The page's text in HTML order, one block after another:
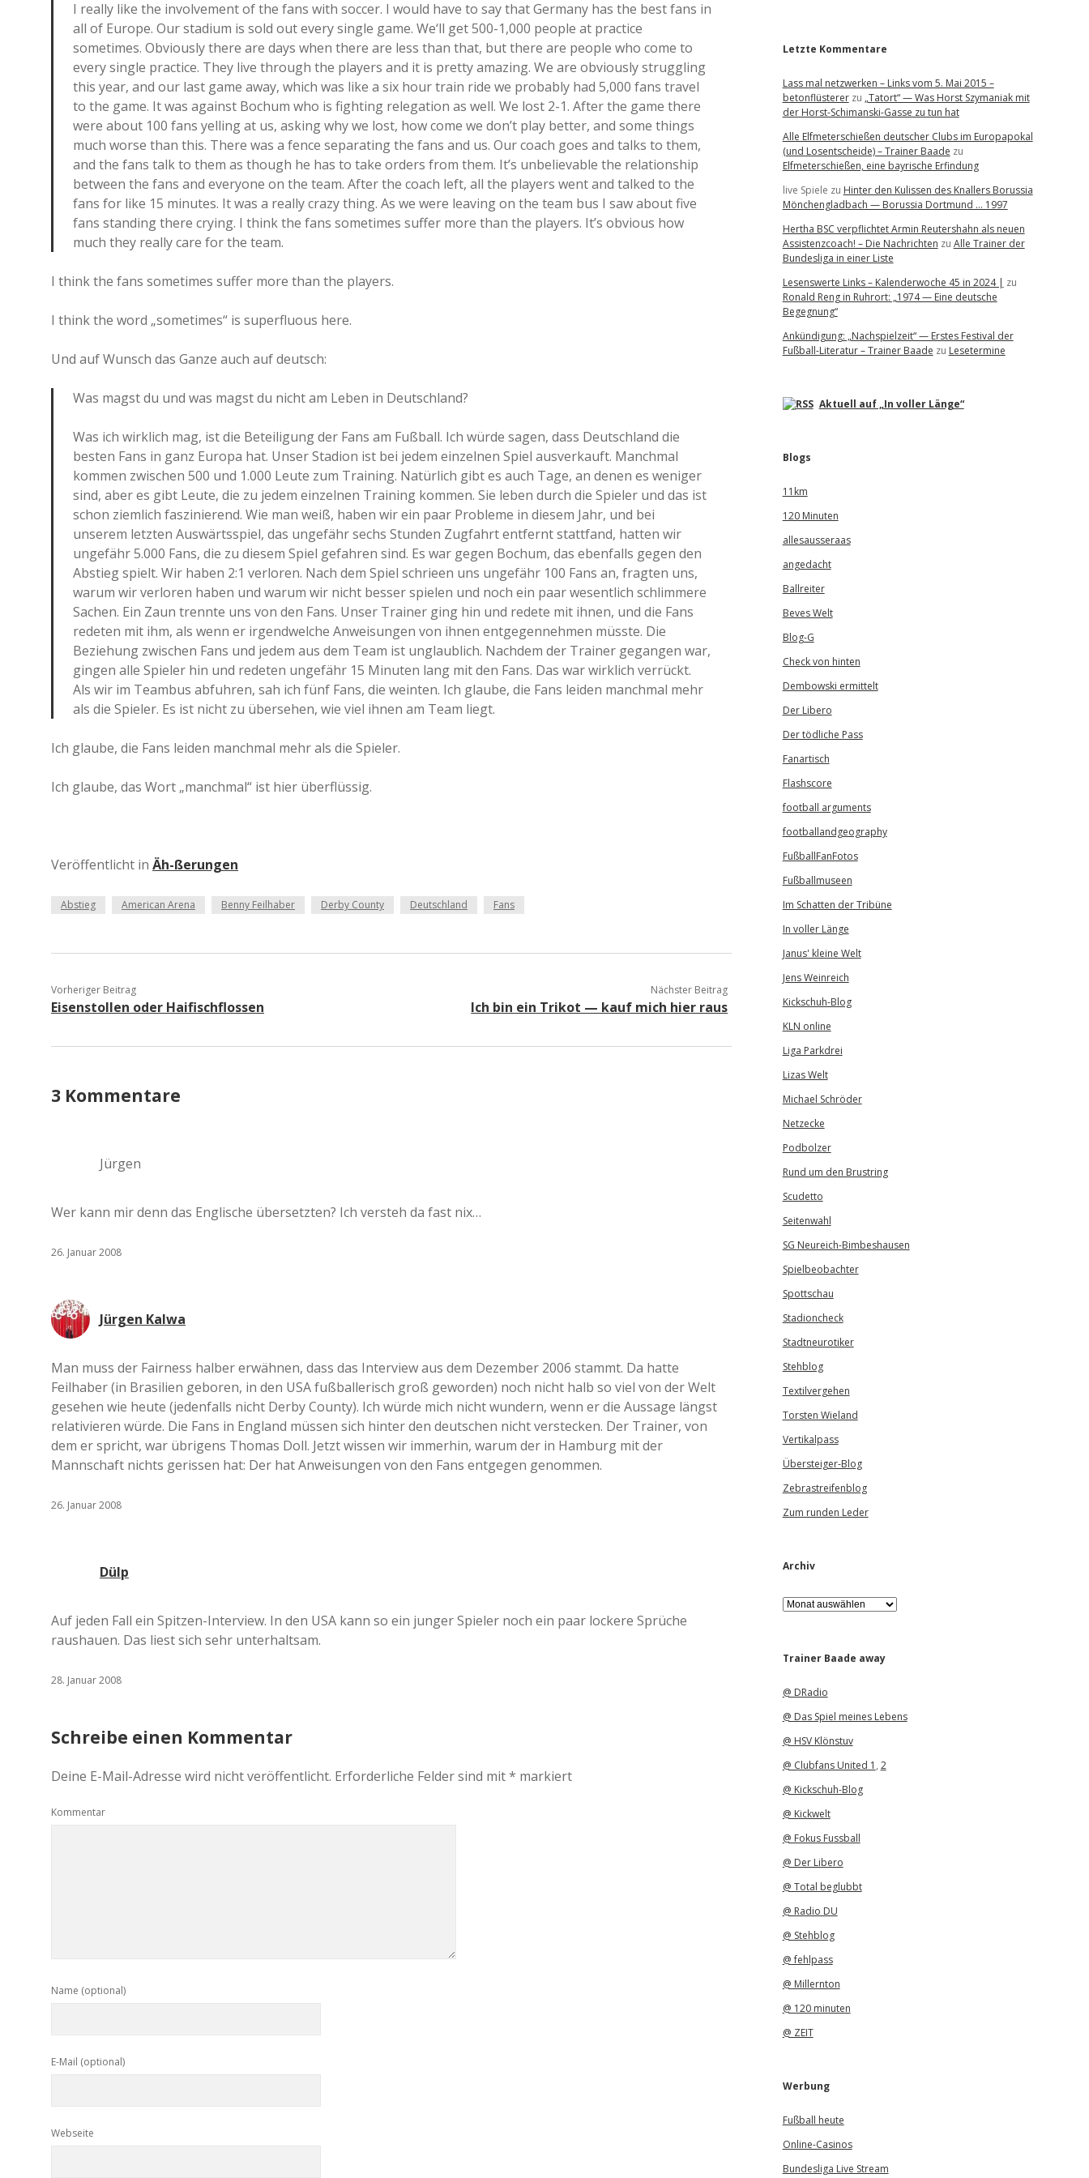
a
a
d
e
I really like the involvement of the fans with soccer. I would have to say that Germany has the best fans in
all of Europe. Our stadium is sold out every single game. We‘ll get 500-1,000 people at practice
sometimes. Obviously there are days when there are less than that, but there are people who come to
every single practice. They live through the players and it is pretty amazing. We are obviously struggling
this year, and our last game away, which was like a six hour train ride we probably had 5,000 fans travel
to the game. It was against Bochum who is fighting relegation as well. We lost 2-1. After the game there
were about 100 fans yelling at us, asking why we lost, how come we don’t play better, and some things
much worse than this. There was a fence separating the fans and us. Our coach goes and talks to them,
and the fans talk to them as though he has to take orders from them. It’s unbelievable the relationship
between the fans and everyone on the team. After the coach left, all the players went and talked to the
fans for like 15 minutes. It was a really crazy thing. As we were leaving on the team bus I saw about five
fans standing there crying. I think the fans sometimes suffer more than the players. It’s obvious how
much they really care for the team.
I think the fans sometimes suffer more than the players.
I think the word „sometimes“ is superfluous here.
Und auf Wunsch das Ganze auch auf deutsch:
Was magst du und was magst du nicht am Leben in Deutschland?
Was ich wirklich mag, ist die Beteiligung der Fans am Fußball. Ich würde sagen, dass Deutschland die
besten Fans in ganz Europa hat. Unser Stadion ist bei jedem einzelnen Spiel ausverkauft. Manchmal
kommen zwischen 500 und 1.000 Leute zum Training. Natürlich gibt es auch Tage, an denen es weniger
sind, aber es gibt Leute, die zu jedem einzelnen Training kommen. Sie leben durch die Spieler und das ist
schon ziemlich faszinierend. Wie man weiß, haben wir ein paar Probleme in diesem Jahr, und bei
unserem letzten Auswärtsspiel, das ungefähr sechs Stunden Zugfahrt entfernt stattfand, hatten wir
ungefähr 5.000 Fans, die zu diesem Spiel gefahren sind. Es war gegen Bochum, das ebenfalls gegen den
Abstieg spielt. Wir haben 2:1 verloren. Nach dem Spiel schrieen uns ungefähr 100 Fans an, fragten uns,
warum wir verloren haben und warum wir nicht besser spielen und noch ein paar wesentlich schlimmere
Sachen. Ein Zaun trennte uns von den Fans. Unser Trainer ging hin und redete mit ihnen, und die Fans
redeten mit ihm, als wenn er irgendwelche Anweisungen von ihnen entgegennehmen müsste. Die
Beziehung zwischen Fans und jedem aus dem Team ist unglaublich. Nachdem der Trainer gegangen war,
gingen alle Spieler hin und redeten ungefähr 15 Minuten lang mit den Fans. Das war wirklich verrückt.
Als wir im Teambus abfuhren, sah ich fünf Fans, die weinten. Ich glaube, die Fans leiden manchmal mehr
als die Spieler. Es ist nicht zu übersehen, wie viel ihnen am Team liegt.
Ich glaube, die Fans leiden manchmal mehr als die Spieler.
Ich glaube, das Wort „manchmal“ ist hier überflüssig.
Veröffentlicht in Äh-ßerungen
Abstieg American Arena Benny Feilhaber Derby County Deutschland Fans
Vorheriger Beitrag
Eisenstollen oder Haifischflossen
Nächster Beitrag
Ich bin ein Trikot — kauf mich hier raus
3 Kommentare
Jürgen
Wer kann mir denn das Englische übersetzten? Ich versteh da fast nix…
26. Januar 2008
Jürgen Kalwa
Man muss der Fairness halber erwähnen, dass das Interview aus dem Dezember 2006 stammt. Da hatte
Feilhaber (in Brasilien geboren, in den USA fußballerisch groß geworden) noch nicht halb so viel von der Welt
gesehen wie heute (jedenfalls nicht Derby County). Ich würde mich nicht wundern, wenn er die Aussage längst
relativieren würde. Die Fans in England müssen sich hinter den deutschen nicht verstecken. Der Trainer, von
dem er spricht, war übrigens Thomas Doll. Jetzt wissen wir immerhin, warum der in Hamburg mit der
Mannschaft nichts gerissen hat: Der hat Anweisungen von den Fans entgegen genommen.
26. Januar 2008
Dülp
Auf jeden Fall ein Spitzen-Interview. In den USA kann so ein junger Spieler noch ein paar lockere Sprüche
raushauen. Das liest sich sehr unterhaltsam.
28. Januar 2008
Schreibe einen Kommentar
Deine E-Mail-Adresse wird nicht veröffentlicht. Erforderliche Felder sind mit* markiert
Kommentar
Name (optional)
E-Mail (optional)
Webseite
Letzte Kommentare
Lass mal netzwerken – Links vom 5. Mai 2015 –
betonflüstererzu „Tatort“ — Was Horst Szymaniak mit
der Horst-Schimanski-Gasse zu tun hat
Alle Elfmeterschießen deutscher Clubs im Europapokal
(und Losentscheide) – Trainer Baade zu
Elfmeterschießen, eine bayrische Erfindung
live Spiele zu Hinter den Kulissen des Knallers Borussia
Mönchengladbach — Borussia Dortmund … 1997
Hertha BSC verpflichtet Armin Reutershahn als neuen
Assistenzcoach! – Die Nachrichten zu Alle Trainer der
Bundesliga in einer Liste
Lesenswerte Links – Kalenderwoche 45 in 2024 | zu
Ronald Reng in Ruhrort: „1974 — Eine deutsche
Begegnung“
Ankündigung: „Nachspielzeit“ — Erstes Festival der
Fußball-Literatur – Trainer Baade zu Lesetermine
Aktuell auf „In voller Länge“
Blogs
11km
120 Minuten
allesausseraas
angedacht
Ballreiter
Beves Welt
Blog-G
Check von hinten
Dembowski ermittelt
Der Libero
Der tödliche Pass
Fanartisch
Flashscore
football arguments
footballandgeography
FußballFanFotos
Fußballmuseen
Im Schatten der Tribüne
In voller Länge
Janus' kleine Welt
Jens Weinreich
Kickschuh-Blog
KLN online
Liga Parkdrei
Lizas Welt
Michael Schröder
Netzecke
Podbolzer
Rund um den Brustring
Scudetto
Seitenwahl
SG Neureich-Bimbeshausen
Spielbeobachter
Spottschau
Stadioncheck
Stadtneurotiker
Stehblog
Textilvergehen
Torsten Wieland
Vertikalpass
Übersteiger-Blog
Zebrastreifenblog
Zum runden Leder
Archiv
A
r
iTrainer Baade away
@ DRadio
@ Das Spiel meines Lebens
@ HSV Klönstuv
@ Clubfans United 1 , 2
@ Kickschuh-Blog
@ Kickwelt
@ Fokus Fussball
@ Der Libero
@ Total beglubbt
@ Radio DU
@ Stehblog
@ fehlpass
@ Millernton
@ 120 minuten
@ ZEIT
Werbung
Fußball heute
Online-Casinos
Bundesliga Live Stream